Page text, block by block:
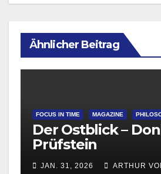
Ähnlicher Beitrag
FOCUS IN TIME MAGAZINE
Der Ostblick –
Prüfstein
JAN. 31, 2026 ARTHUR